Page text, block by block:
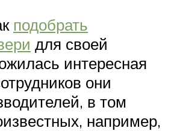
подобрать
для своей
интересная
они
в том
например,